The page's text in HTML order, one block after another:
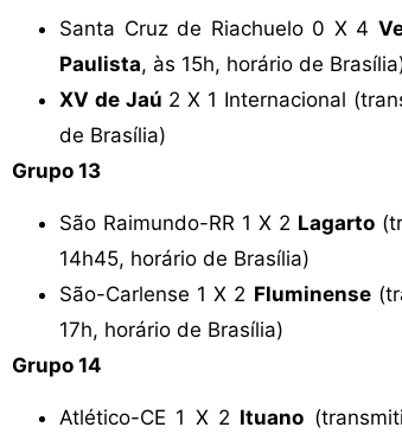
Santa Cruz de Riachuelo 0 X 4
Paulista, às 15h, horário de
XV de Jaú 2 X 1 Internacional
de Brasília)
Grupo 13
São Raimundo-RR 1 X 2 Lagarto
14h45, horário de Brasília)
São-Carlense 1 X 2 Fluminense
17h, horário de Brasília)
Grupo 14
Atlético-CE 1 X 2 Ituano